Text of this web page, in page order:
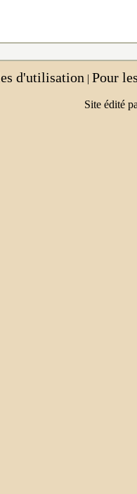
d'utilisation | Pour
Site édité